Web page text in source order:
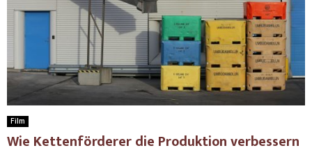
Film
Wie Kettenförderer die Produktion verbessern